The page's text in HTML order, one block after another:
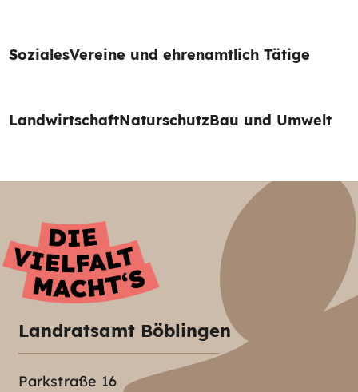
SozialesVereine und ehrenamtlich Tätige
LandwirtschaftNaturschutzBau und Umwelt
Landratsamt Böblingen
Parkstraße 16